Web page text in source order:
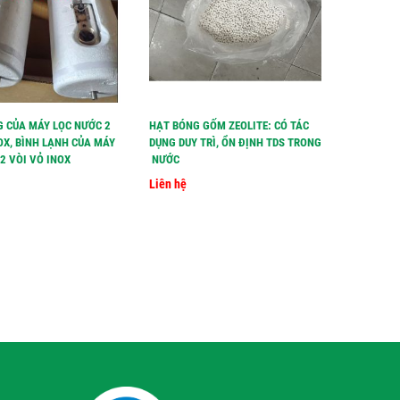
CỦA MÁY LỌC NƯỚC 2
BÌNH LẠNH CỦA MÁY
VÒI VỎ INOX
HẠT BÓNG GỐM ZEOLITE: CÓ TÁC
DỤNG DUY TRÌ, ỔN ĐỊNH TDS TRONG
NƯỚC
Liên hệ